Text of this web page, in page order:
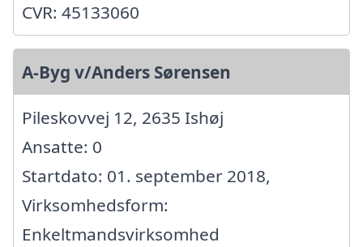
CVR: 45133060
A-Byg v/Anders Sørensen
Pileskovvej 12, 2635 Ishøj
Ansatte: 0
Startdato: 01. september 2018,
Virksomhedsform:
Enkeltmandsvirksomhed